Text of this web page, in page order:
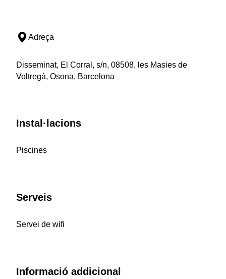
Adreça
Disseminat, El Corral, s/n, 08508, les Masies de
Voltregà, Osona, Barcelona
Instal·lacions
Piscines
Serveis
Servei de wifi
Informació addicional